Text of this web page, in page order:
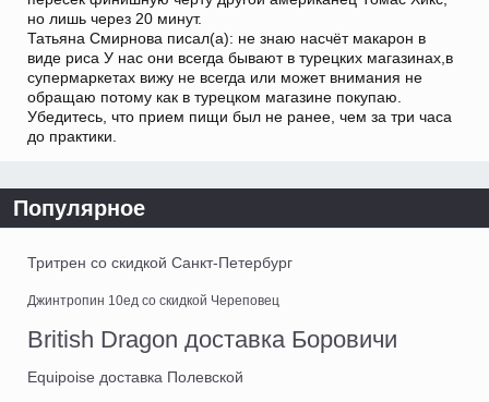
но лишь через 20 минут.
Татьяна Смирнова писал(а): не знаю насчёт макарон в
виде риса У нас они всегда бывают в турецких магазинах,в
супермаркетах вижу не всегда или может внимания не
обращаю потому как в турецком магазине покупаю.
Убедитесь, что прием пищи был не ранее, чем за три часа
до практики.
Популярное
Тритрен со скидкой Санкт-Петербург
Джинтропин 10ед со скидкой Череповец
British Dragon доставка Боровичи
Equipoise доставка Полевской